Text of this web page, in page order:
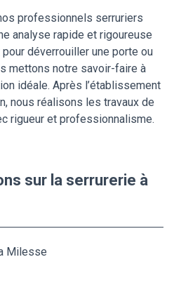
professionnels serruriers
analyse rapide et rigoureuse
déverrouiller une porte ou
mettons notre savoir-faire à
idéale. Après l’établissement
nous réalisons les travaux de
rigueur et professionnalisme.
sur la serrurerie à
Milesse